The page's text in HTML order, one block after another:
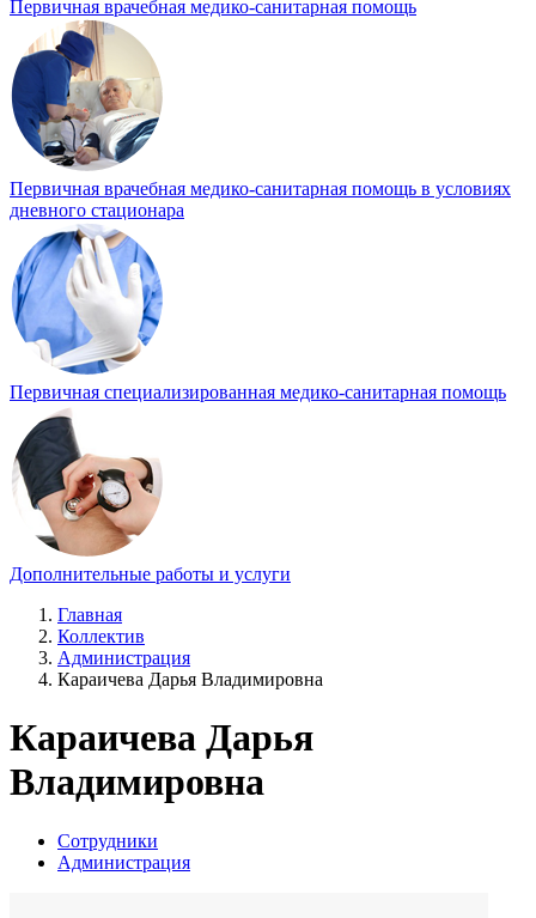
Первичная врачебная медико-санитарная помощь
Первичная врачебная медико-санитарная помощь в условиях
дневного стационара
Первичная специализированная медико-санитарная помощь
Дополнительные работы и услуги
Главная
Коллектив
Администрация
Караичева Дарья Владимировна
Караичева Дарья
Владимировна
Сотрудники
Администрация